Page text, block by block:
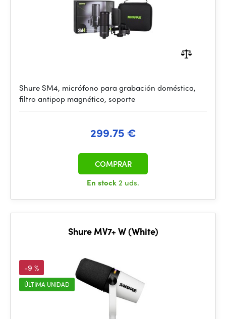
Shure SM4, micrófono para grabación doméstica,
filtro antipop magnético, soporte
299.75 €
En stock2 uds.
COMPRAR
Shure MV7+ W (White)
-9 %
ÚLTIMA UNIDAD